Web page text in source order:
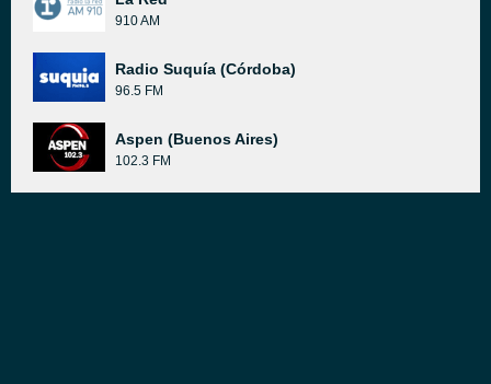
910 AM
Radio Suquía (Córdoba)
96.5 FM
Aspen (Buenos Aires)
102.3 FM